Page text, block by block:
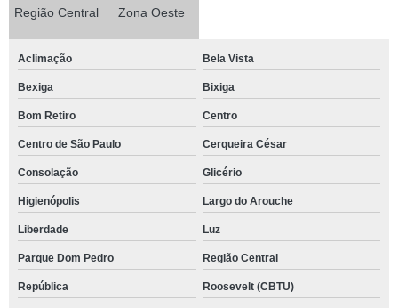
Região Central Zona Oeste
Aclimação Bela Vista
Bexiga Bixiga
Bom Retiro Centro
Centro de São Paulo Cerqueira César
Consolação Glicério
Higienópolis Largo do Arouche
Liberdade Luz
Parque Dom Pedro Região Central
República Roosevelt (CBTU)